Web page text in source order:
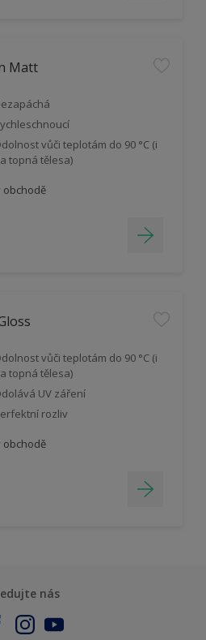
Matt
vůči teplotám do 90 °C (i
topná tělesa)
obchodě
vůči teplotám do 90 °C (i
topná tělesa)
UV záření
rozliv
obchodě
nás